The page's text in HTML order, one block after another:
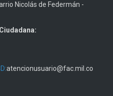
Nicolás de Federmán -
atencionusuario@fac.mil.co